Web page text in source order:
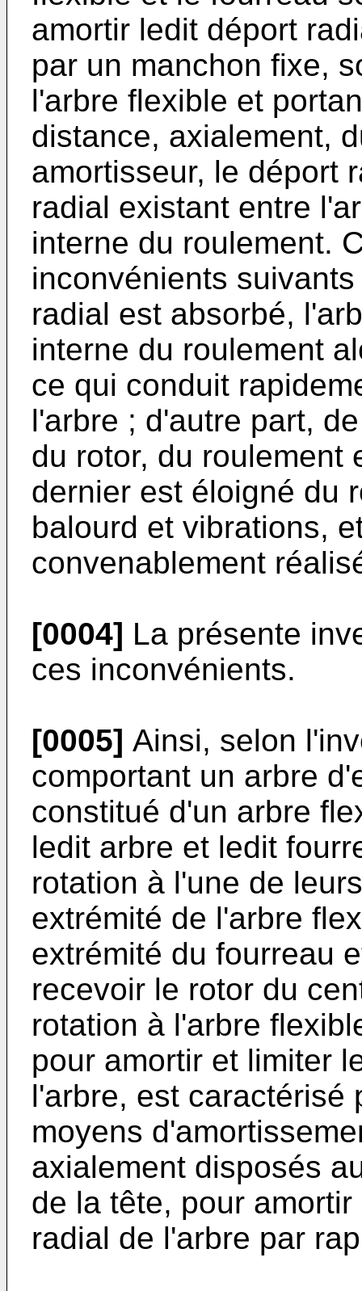
amortir ledit déport
par un manchon fixe,
l'arbre flexible et
distance, axialement,
amortisseur, le déport
radial existant entre
interne du roulement.
inconvénients
radial est absorbé,
interne du roulement
ce qui conduit
l'arbre ; d'autre part,
du rotor, du roulement
dernier est éloigné du
balourd et vibrations,
convenablement
[0004] La présente
ces inconvénients.
[0005] Ainsi, selon
comportant un arbre
constitué d'un arbre
ledit arbre et ledit
rotation à l'une de
extrémité de l'arbre
extrémité du fourreau
recevoir le rotor du
rotation à l'arbre
pour amortir et limiter
l'arbre, est caractérisé
moyens
axialement disposés
de la tête, pour
radial de l'arbre par